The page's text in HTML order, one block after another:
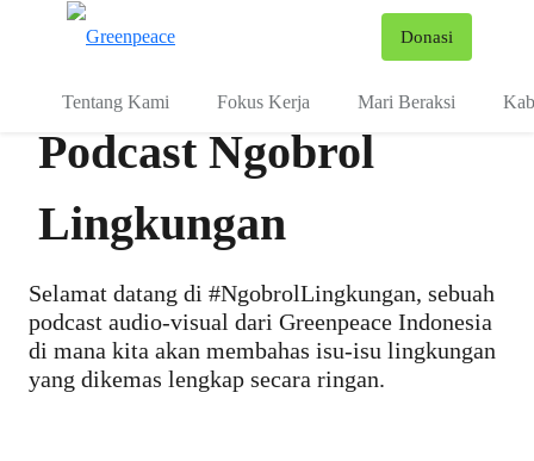
Donasi
Tentang Kami Fokus Kerja Mari Beraksi
Podcast Ngobrol
Lingkungan
Selamat datang di #NgobrolLingkungan, sebuah
podcast audio-visual dari Greenpeace Indonesia
di mana kita akan membahas isu-isu lingkungan
yang dikemas lengkap secara ringan.